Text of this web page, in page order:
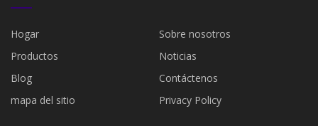
Hogar
Sobre nosotros
Productos
Noticias
Blog
Contáctenos
mapa del sitio
Privacy Policy